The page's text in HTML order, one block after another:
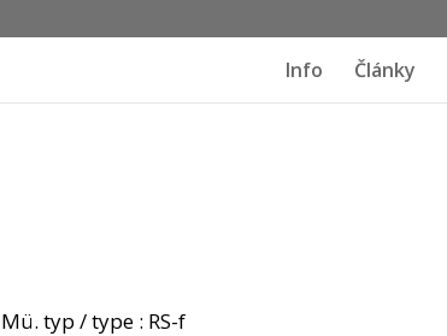
Info Články
Mü. typ / type : RS-f